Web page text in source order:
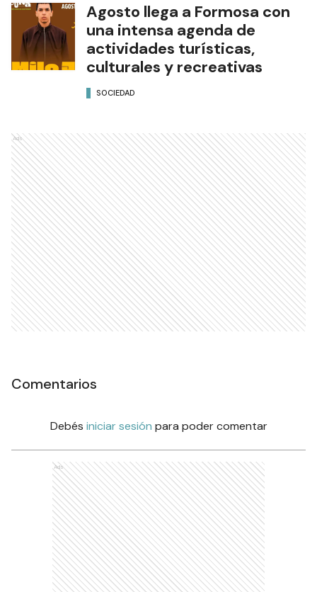
Agosto llega a Formosa con
una intensa agenda de
actividades turísticas,
culturales y recreativas
SOCIEDAD
Ads
Comentarios
Debés iniciar sesión para poder comentar
Ads